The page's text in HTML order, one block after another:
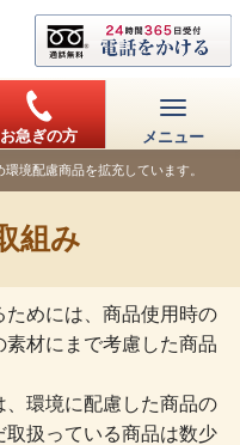
お急ぎの方 メニュー
境配慮商品を拡充しています。
組み
めには、商品使用時の
材にまで考慮した商品
環境に配慮した商品の
扱っている商品は数少